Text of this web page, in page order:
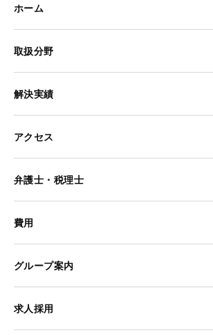
ホーム
取扱分野
解決実績
アクセス
弁護士・税理士
費用
グループ案内
求人採用